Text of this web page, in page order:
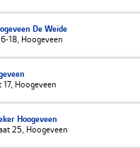
De Weide
18, Hoogeveen
Hoogeveen
Hoogeveen
25, Hoogeveen